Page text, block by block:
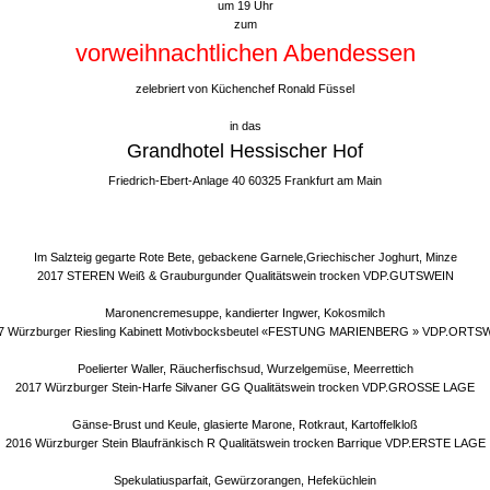
um 19 Uhr
zum
vorweihnachtlichen Abendessen
zelebriert von Küchenchef Ronald Füssel
in das
Grandhotel Hessischer Hof
Friedrich-Ebert-Anlage 40 60325 Frankfurt am Main
Im Salzteig gegarte Rote Bete, gebackene Garnele,Griechischer Joghurt, Minze
2017 STEREN Weiß & Grauburgunder Qualitätswein trocken VDP.GUTSWEIN
Maronencremesuppe, kandierter Ingwer, Kokosmilch
Würzburger Riesling Kabinett Motivbocksbeutel «FESTUNG MARIENBERG »
Poelierter Waller, Räucherfischsud, Wurzelgemüse, Meerrettich
2017 Würzburger Stein-Harfe Silvaner GG Qualitätswein trocken VDP.GROSSE LAGE
Gänse-Brust und Keule, glasierte Marone, Rotkraut, Kartoffelkloß
2016 Würzburger Stein Blaufränkisch R Qualitätswein trocken Barrique VDP.ERSTE LAGE
Spekulatiusparfait, Gewürzorangen, Hefeküchlein